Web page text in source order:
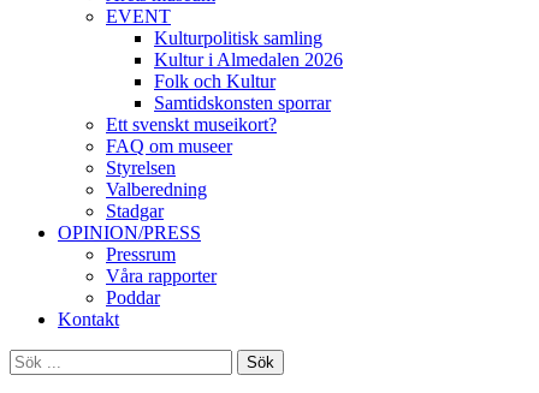
EVENT
Kulturpolitisk samling
Kultur i Almedalen 2026
Folk och Kultur
Samtidskonsten sporrar
Ett svenskt museikort?
FAQ om museer
Styrelsen
Valberedning
Stadgar
OPINION/PRESS
Pressrum
Våra rapporter
Poddar
Kontakt
Sök